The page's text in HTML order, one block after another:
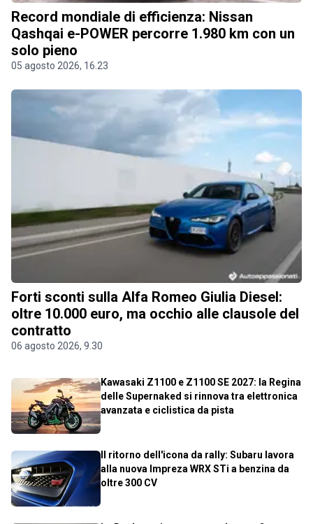
Record mondiale di efficienza: Nissan
Qashqai e-POWER percorre 1.980 km con un
solo pieno
05 agosto 2026, 16.23
Forti sconti sulla Alfa Romeo Giulia Diesel:
oltre 10.000 euro, ma occhio alle clausole del
contratto
06 agosto 2026, 9.30
Kawasaki Z1100 e Z1100 SE 2027: la Regina
delle Supernaked si rinnova tra elettronica
avanzata e ciclistica da pista
Il ritorno dell'icona da rally: Subaru lavora
alla nuova Impreza WRX STi a benzina da
oltre 300 CV